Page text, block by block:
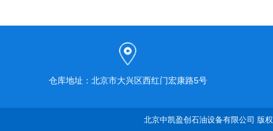
仓库地址：北京市大兴区西红门宏康路5号
北京中凯盈创石油设备有限公司 版